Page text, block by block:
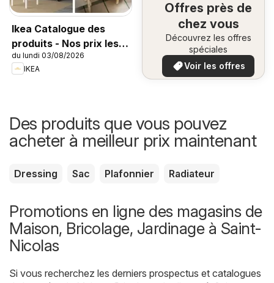
Ikea Catalogue des
produits - Nos prix les
plus bas
du lundi 03/08/2026
IKEA
Offres près de
chez vous
Découvrez les offres
spéciales
Voir les offres
Des produits que vous pouvez
acheter à meilleur prix maintenant
Dressing Sac Plafonnier Radiateur
Promotions en ligne des magasins de
Maison, Bricolage, Jardinage à Saint-
Nicolas
Si vous recherchez les derniers prospectus et catalogues